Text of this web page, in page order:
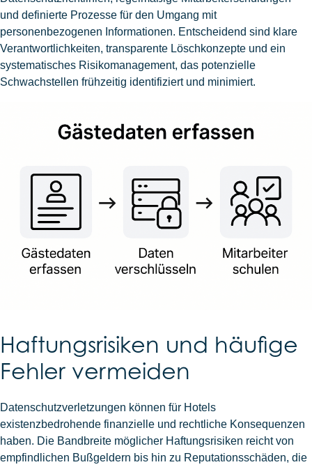
und definierte Prozesse für den Umgang mit
personenbezogenen Informationen. Entscheidend sind klare
Verantwortlichkeiten, transparente Löschkonzepte und ein
systematisches Risikomanagement, das potenzielle
Schwachstellen frühzeitig identifiziert und minimiert.
Haftungsrisiken und häufige
Fehler vermeiden
Datenschutzverletzungen können für Hotels
existenzbedrohende finanzielle und rechtliche Konsequenzen
haben. Die Bandbreite möglicher Haftungsrisiken reicht von
empfindlichen Bußgeldern bis hin zu Reputationsschäden, die